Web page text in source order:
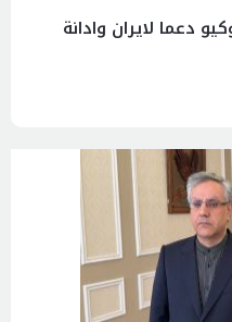
دعما لايران وادانة